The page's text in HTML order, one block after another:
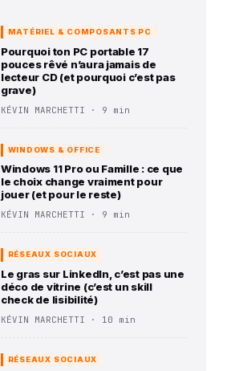
MATÉRIEL & COMPOSANTS PC
Pourquoi ton PC portable 17
pouces rêvé n’aura jamais de
lecteur CD (et pourquoi c’est pas
grave)
KÉVIN MARCHETTI · 9 min
WINDOWS & OFFICE
Windows 11 Pro ou Famille : ce que
le choix change vraiment pour
jouer (et pour le reste)
KÉVIN MARCHETTI · 9 min
RÉSEAUX SOCIAUX
Le gras sur LinkedIn, c’est pas une
déco de vitrine (c’est un skill
check de lisibilité)
KÉVIN MARCHETTI · 10 min
RÉSEAUX SOCIAUX